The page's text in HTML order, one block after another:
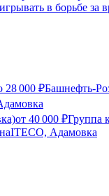
в борьбе
28 000 ₽Башнефть-
от 40 000 ₽Группа
ITECO, Адамовка